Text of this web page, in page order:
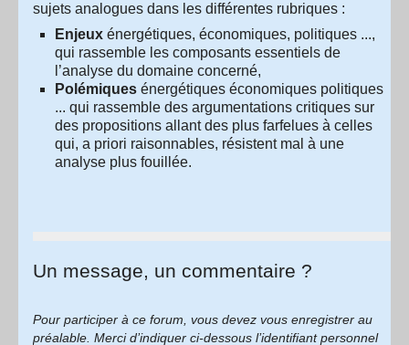
sujets analogues dans les différentes rubriques :
Enjeux énergétiques, économiques, politiques ...,
qui rassemble les composants essentiels de
l’analyse du domaine concerné,
Polémiques énergétiques économiques politiques
... qui rassemble des argumentations critiques sur
des propositions allant des plus farfelues à celles
qui, a priori raisonnables, résistent mal à une
analyse plus fouillée.
Un message, un commentaire ?
Pour participer à ce forum, vous devez vous enregistrer au
préalable. Merci d’indiquer ci-dessous l’identifiant personnel